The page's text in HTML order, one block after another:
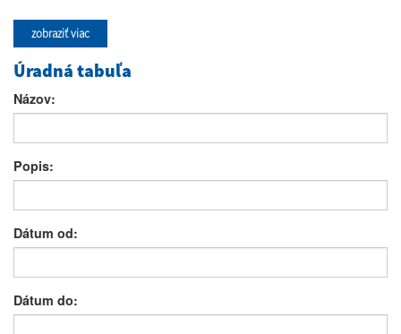
zobraziť viac
Úradná tabuľa
Názov:
Popis:
Dátum od:
Dátum do: